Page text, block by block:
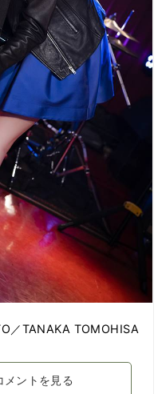
／TANAKA TOMOHISA
メントを見る